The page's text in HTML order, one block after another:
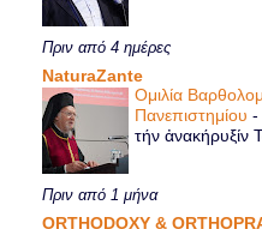
Πριν από 4 ημέρες
NaturaZante
Ομιλία
Πανεπιστημίου
τήν ἀνακήρυξίν
Πριν από 1 μήνα
ORTHODOXY &